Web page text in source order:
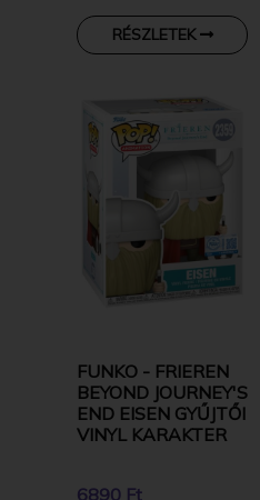
RÉSZLETEK
FUNKO - FRIEREN
BEYOND JOURNEY'S
END EISEN GYŰJTŐI
VINYL KARAKTER
6890 Ft